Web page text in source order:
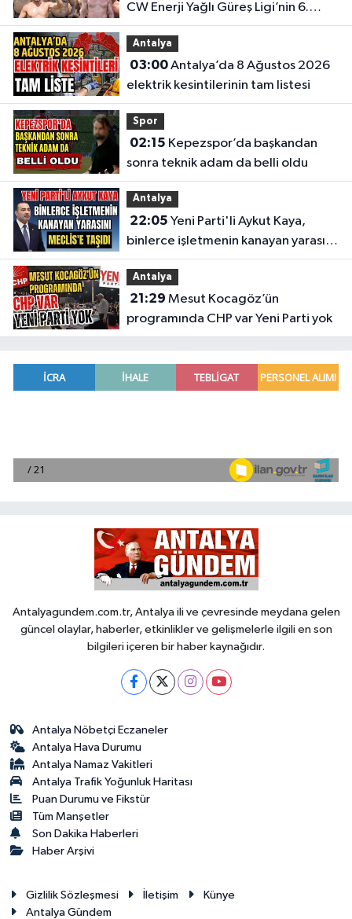
CW Enerji Yağlı Güreş Ligi’nin 6.
Etabı öncesi nefesler tutuldu
Antalya
03:00Antalya’da 8 Ağustos 2026
elektrik kesintilerinin tam listesi
Spor
02:15
sonra teknik adam da belli oldu
Antalya
22:05
binlerce işletmenin kanayan yarasını
Meclis'e taşıdı
Antalya
21:29
programında CHP var Yeni Parti yok
Antalyagundem.com.tr, Antalya ili ve çevresinde meydana gelen
güncel olaylar, haberler, etkinlikler ve gelişmelerle ilgili en son
bilgileri içeren bir haber kaynağıdır.
Antalya Nöbetçi Eczaneler
Antalya Hava Durumu
Antalya Namaz Vakitleri
Antalya Trafik Yoğunluk Haritası
Puan Durumu ve Fikstür
Tüm Manşetler
Son Dakika Haberleri
Haber Arşivi
Gizlilik Sözleşmesi İletişim
Künye
Antalya Gündem